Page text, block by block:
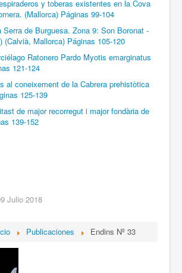
y toberas existentes en la Cova
(Mallorca) Páginas 99-104
de Burguesa. Zona 9: Son Boronat -
(Calvià, Mallorca) Páginas 105-120
Ratonero Pardo Myotis emarginatus
121-124
al coneixement de la Cabrera prehistòtica
125-139
de major recorregut i major fondària de
139-152
Julio 2018
Publicaciones Endins Nº 33